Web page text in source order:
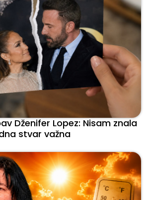
Dženifer Lopez: Nisam znala
stvar važna